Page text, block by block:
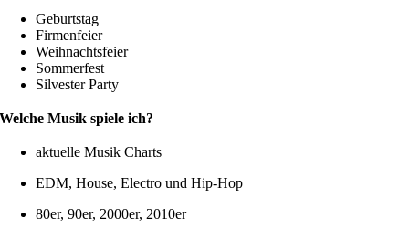
Geburtstag
Firmenfeier
Weihnachtsfeier
Sommerfest
Silvester Party
Welche Musik spiele ich?
aktuelle Musik Charts
EDM, House, Electro und Hip-Hop
80er, 90er, 2000er, 2010er